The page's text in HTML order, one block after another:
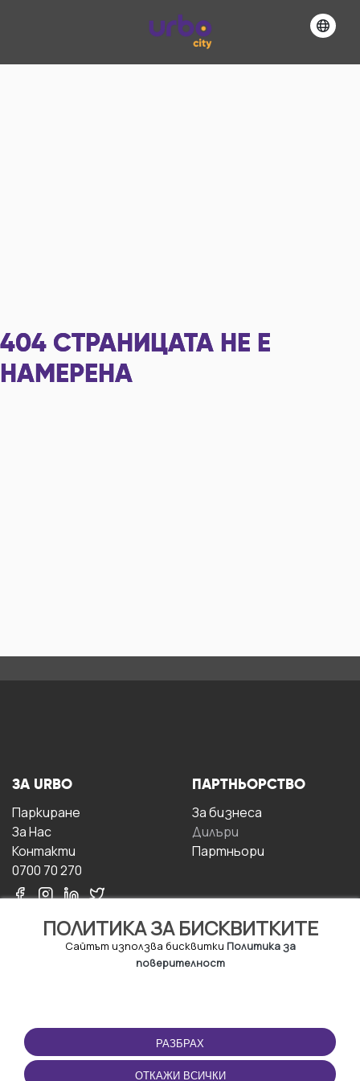
404 СТРАНИЦАТА НЕ Е
НАМЕРЕНА
ПОЛИТИКА ЗА БИСКВИТКИТЕ
Сайтът използва бисквитки Политика за
поверителност
РАЗБРАХ
ОТКАЖИ ВСИЧКИ
ЗА URBO
Паркиране
За Hас
Контакти
0700 70 270
ПАРТНЬОРСТВО
За бизнесa
Дилъри
Партньори
ПОЛЗВАНЕ
Правила и условия за
ползване
ПРИЛОЖЕНИЕТО